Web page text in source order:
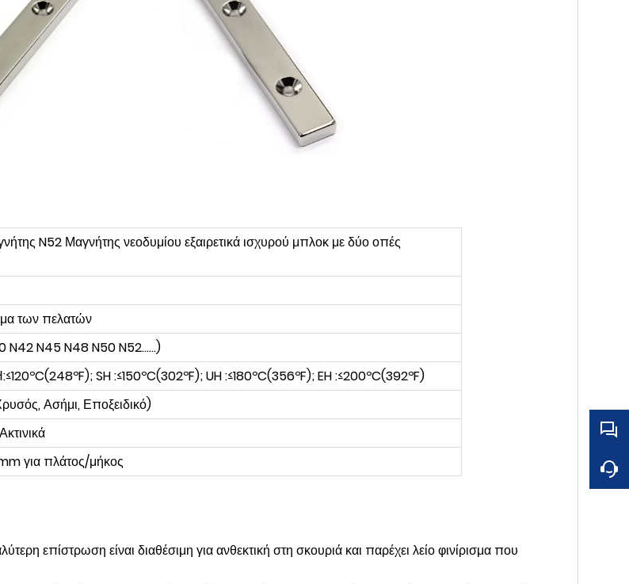
N52 Μαγνήτης νεοδυμίου εξαιρετικά ισχυρού μπλοκ με δύο οπές
των πελατών
N42 N45 N48 N50 N52......)
SH :≤150ºC(302ºF); UH :≤180ºC(356ºF); EH :≤200ºC(392ºF)
Ασήμι, Εποξειδικό)
για πλάτος/μήκος
είναι διαθέσιμη για ανθεκτική στη σκουριά και παρέχει λείο φινίρισμα που